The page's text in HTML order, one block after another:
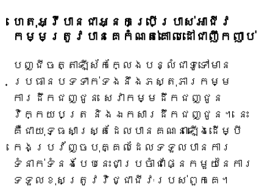
ហេតុអ្វីបានជាអ្នកប្រើប្រាស់អាជីវ
កម្មត្រូវបានគេកំណត់គោលដៅជាញឹកញាប់
បញ្ជី​ចត្តាឡីស័ក​ក្លែងបន្លំ​ជាទូទៅ​មាន​
ប្រធានបទ​ទាក់ទង​នឹង​ភស្តុភារកម្ម
ការដឹកជញ្ជូន សេវាកម្ម​ដឹកជញ្ជូន
វិក្កយបត្រ និង​ឯកសារ​ដឹកជញ្ជូន។ នេះ​
គឺជា​យុទ្ធសាស្ត្រ​ដែល​បាន​គណនា​ឡើង​ដើម្បី​
កេងប្រវ័ញ្ច​បុគ្គល​ដែល​ទទួល​បាន​ការ​
ទំនាក់ទំនង​បែបនេះ​ជា​ប្រចាំ​ជា​ផ្នែក​មួយ​នៃ​ការ
ទទួលខុសត្រូវ​វិជ្ជាជីវៈ​របស់​ពួកគេ។